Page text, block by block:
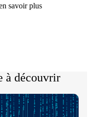
savoir plus
à découvrir